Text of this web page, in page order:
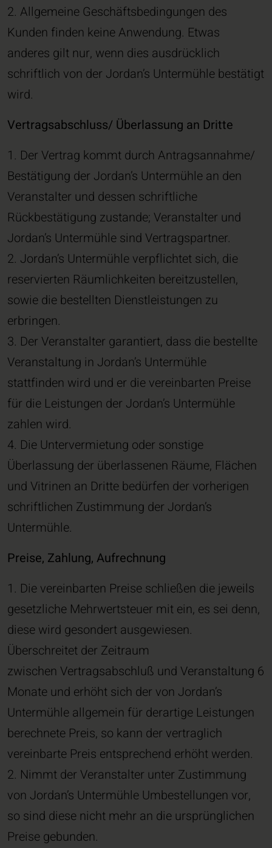
2. Allgemeine Geschäftsbedingungen des
Kunden finden keine Anwendung. Etwas
anderes gilt nur, wenn dies ausdrücklich
schriftlich von der Jordan’s Untermühle bestätigt
wird.
Vertragsabschluss/ Überlassung an Dritte
1. Der Vertrag kommt durch Antragsannahme/
Bestätigung der Jordan’s Untermühle an den
Veranstalter und dessen schriftliche
Rückbestätigung zustande; Veranstalter und
Jordan’s Untermühle sind Vertragspartner.
2. Jordan’s Untermühle verpflichtet sich, die
reservierten Räumlichkeiten bereitzustellen,
sowie die bestellten Dienstleistungen zu
erbringen.
3. Der Veranstalter garantiert, dass die bestellte
Veranstaltung in Jordan’s Untermühle
stattfinden wird und er die vereinbarten Preise
für die Leistungen der Jordan’s Untermühle
zahlen wird.
4. Die Untervermietung oder sonstige
Überlassung der überlassenen Räume, Flächen
und Vitrinen an Dritte bedürfen der vorherigen
schriftlichen Zustimmung der Jordan’s
Untermühle.
Preise, Zahlung, Aufrechnung
1. Die vereinbarten Preise schließen die jeweils
gesetzliche Mehrwertsteuer mit ein, es sei denn,
diese wird gesondert ausgewiesen.
Überschreitet der Zeitraum
zwischen Vertragsabschluß und Veranstaltung 6
Monate und erhöht sich der von Jordan’s
Untermühle allgemein für derartige Leistungen
berechnete Preis, so kann der vertraglich
vereinbarte Preis entsprechend erhöht werden.
2. Nimmt der Veranstalter unter Zustimmung
von Jordan’s Untermühle Umbestellungen vor,
so sind diese nicht mehr an die ursprünglichen
Preise gebunden.